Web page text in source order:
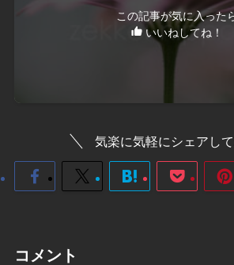
この記事が気に入った
いいねしてね！
気楽に気軽にシェアして
コメント